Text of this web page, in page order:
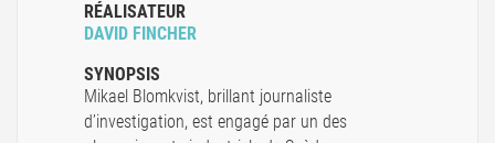
RÉALISATEUR
DAVID FINCHER
SYNOPSIS
Mikael Blomkvist, brillant journaliste
d’investigation, est engagé par un des